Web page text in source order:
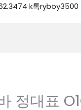
k톡
정대표